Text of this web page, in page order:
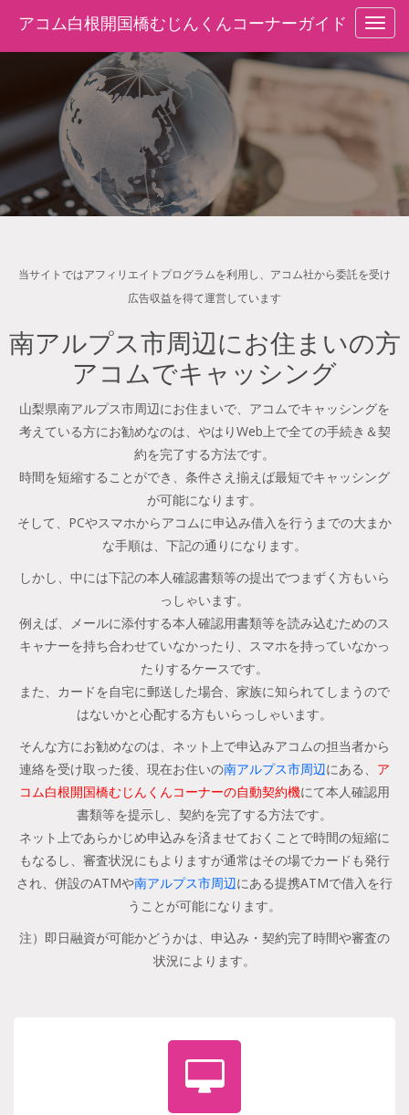
アコム白根開国橋むじんくんコーナーガイド
当サイトではアフィリエイトプログラムを利用し、アコム社から委託を受け
広告収益を得て運営しています
南アルプス市周辺にお住まいの方
アコムでキャッシング
山梨県南アルプス市周辺にお住まいで、アコムでキャッシングを
考えている方にお勧めなのは、やはりWeb上で全ての手続き＆契
約を完了する方法です。
時間を短縮することができ、条件さえ揃えば最短でキャッシング
が可能になります。
そして、PCやスマホからアコムに申込み借入を行うまでの大まか
な手順は、下記の通りになります。
しかし、中には下記の本人確認書類等の提出でつまずく方もいら
っしゃいます。
例えば、メールに添付する本人確認用書類等を読み込むためのス
キャナーを持ち合わせていなかったり、スマホを持っていなかっ
たりするケースです。
また、カードを自宅に郵送した場合、家族に知られてしまうので
はないかと心配する方もいらっしゃいます。
そんな方にお勧めなのは、ネット上で申込みアコムの担当者から
連絡を受け取った後、現在お住いの南アルプス市周辺にある、 ア
コム白根開国橋むじんくんコーナーの自動契約機にて本人確認用
書類等を提示し、契約を完了する方法です。
ネット上であらかじめ申込みを済ませておくことで時間の短縮に
もなるし、審査状況にもよりますが通常はその場でカードも発行
され、併設のATMや南アルプス市周辺にある提携ATMで借入を行
うことが可能になります。
注）即日融資が可能かどうかは、申込み・契約完了時間や審査の
状況によります。